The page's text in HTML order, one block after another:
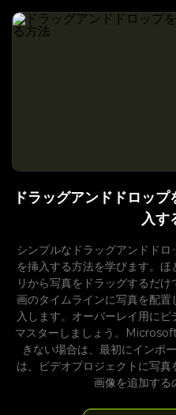
ドラッグアンドドロッ
入す
シンプルなドラッグアンドド
を挿入する方法を学びます。
リから写真をドラッグするだ
画のタイムラインに写真を配
入します。オーバーレイ用に
マスターしましょう。
きない場合は、最初にインポ
は、ビデオプロジェクトに写
画像を追加する